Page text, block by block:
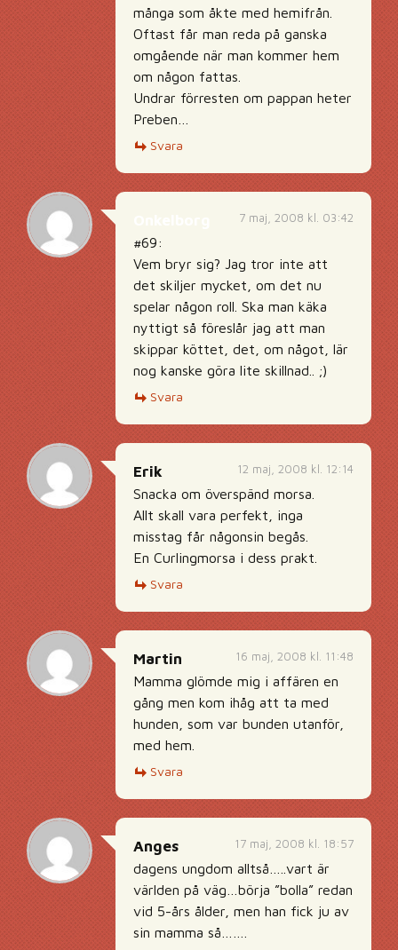
många som åkte med hemifrån.
Oftast får man reda på ganska
omgående när man kommer hem
om någon fattas.
Undrar förresten om pappan heter
Preben…
Svara
7 maj, 2008 kl. 03:42
#69:
Vem bryr sig? Jag tror inte att
det skiljer mycket, om det nu
spelar någon roll. Ska man käka
nyttigt så föreslår jag att man
skippar köttet, det, om något, lär
nog kanske göra lite skillnad.. ;)
Svara
12 maj, 2008 kl. 12:14
Erik
Snacka om överspänd morsa.
Allt skall vara perfekt, inga
misstag får någonsin begås.
En Curlingmorsa i dess prakt.
Svara
16 maj, 2008 kl. 11:48
Martin
Mamma glömde mig i affären en
gång men kom ihåg att ta med
hunden, som var bunden utanför,
med hem.
Svara
17 maj, 2008 kl. 18:57
Anges
dagens ungdom alltså…..vart är
världen på väg…börja ”bolla” redan
vid 5-års ålder, men han fick ju av
sin mamma så…….